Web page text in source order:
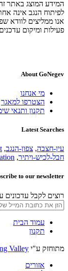
המידע המוצג באתר
לפיתוח הנגב אינה
אנו ממליצים לוודא
פעילות ומיקום
About GoNegev
מי אנחנו
הצטרפו למאגר
תקנון ותנאי
Latest Searches
עין-חצבה, צפון-הנגב,
חבל-לכיש-ויתיר,
to our newsletter
רוצים לקבל עדכונים
עמוד הבית
תקנון
מתוחזק ע"י Valley
אזורים